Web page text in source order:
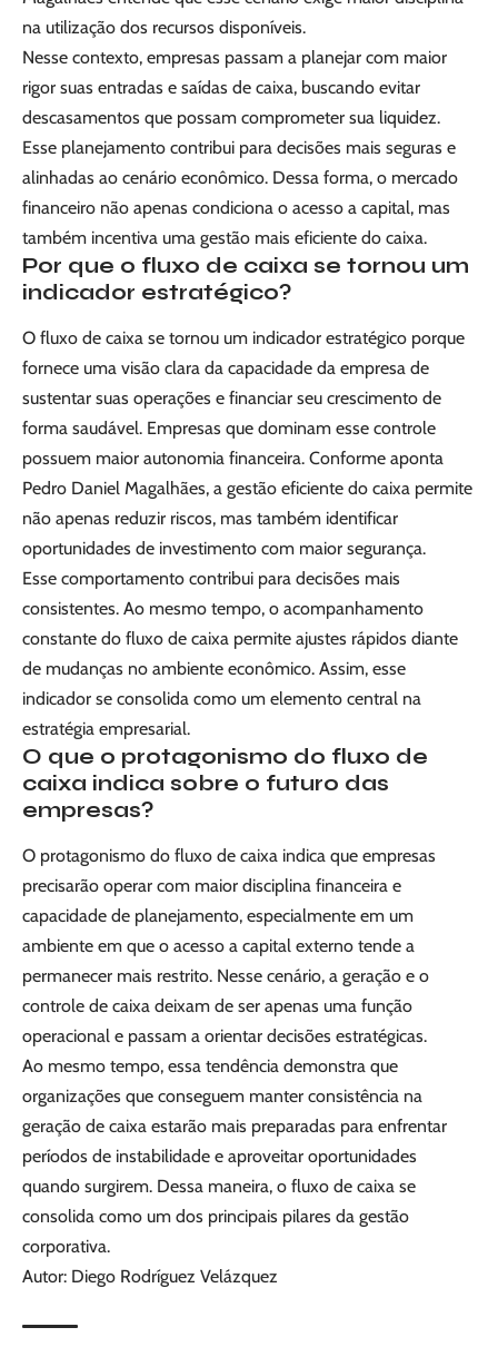
na utilização dos recursos disponíveis.
Nesse contexto, empresas passam a planejar com maior
rigor suas entradas e saídas de caixa, buscando evitar
descasamentos que possam comprometer sua liquidez.
Esse planejamento contribui para decisões mais seguras e
alinhadas ao cenário econômico. Dessa forma, o mercado
financeiro não apenas condiciona o acesso a capital, mas
também incentiva uma gestão mais eficiente do caixa.
Por que o fluxo de caixa se tornou um
indicador estratégico?
O fluxo de caixa se tornou um indicador estratégico porque
fornece uma visão clara da capacidade da empresa de
sustentar suas operações e financiar seu crescimento de
forma saudável. Empresas que dominam esse controle
possuem maior autonomia financeira. Conforme aponta
Pedro Daniel Magalhães, a gestão eficiente do caixa permite
não apenas reduzir riscos, mas também identificar
oportunidades de investimento com maior segurança.
Esse comportamento contribui para decisões mais
consistentes. Ao mesmo tempo, o acompanhamento
constante do fluxo de caixa permite ajustes rápidos diante
de mudanças no ambiente econômico. Assim, esse
indicador se consolida como um elemento central na
estratégia empresarial.
O que o protagonismo do fluxo de
caixa indica sobre o futuro das
empresas?
O protagonismo do fluxo de caixa indica que empresas
precisarão operar com maior disciplina financeira e
capacidade de planejamento, especialmente em um
ambiente em que o acesso a capital externo tende a
permanecer mais restrito. Nesse cenário, a geração e o
controle de caixa deixam de ser apenas uma função
operacional e passam a orientar decisões estratégicas.
Ao mesmo tempo, essa tendência demonstra que
organizações que conseguem manter consistência na
geração de caixa estarão mais preparadas para enfrentar
períodos de instabilidade e aproveitar oportunidades
quando surgirem. Dessa maneira, o fluxo de caixa se
consolida como um dos principais pilares da gestão
corporativa.
Autor: Diego Rodríguez Velázquez